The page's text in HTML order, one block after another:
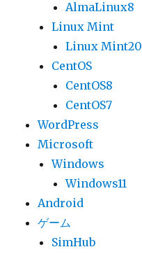
AlmaLinux8
Linux Mint
Linux Mint20
CentOS
CentOS8
CentOS7
WordPress
Microsoft
Windows
Windows11
Android
ゲーム
SimHub